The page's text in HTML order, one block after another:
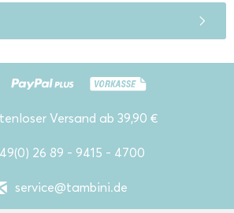
Versand ab 39,90 €
26 89 - 9415 - 4700
service@tambini.de